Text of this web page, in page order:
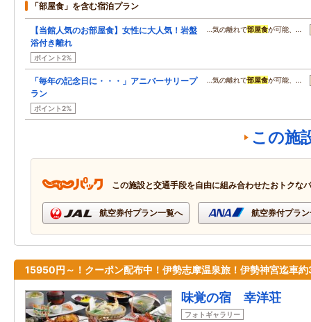
「部屋食」を含む宿泊プラン
【当館人気のお部屋食】女性に大人気！岩盤
浴付き離れ
ポイント2%
…気の離れで部屋食が可能、…
「毎年の記念日に・・・」アニバーサリープ
ラン
ポイント2%
…気の離れで部屋食が可能、…
この施
この施設と交通手段を自由に組み合わせたおトクな
航空券付プラン一覧へ 航空券付プラ
15950円～！クーポン配布中！伊勢志摩温泉旅！伊勢神宮迄車
味覚の宿 幸洋荘
フォトギャラリー